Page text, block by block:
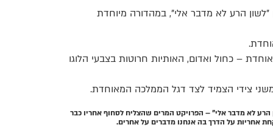
"לשון הרע לא מדבר אלי", במהדורה מיוחדת
– כחול ואדום, האותיות חרוטות בצבעי הלוגו
צידי הצמיד לצד דגל הממלכה המאוחדת.
הרע לא מדבר אלי" – הפרויקט המרים שהצליח לסחוף אחריו כבר
אחריות על הדרך בה אנחנו מדברים על אחרים.